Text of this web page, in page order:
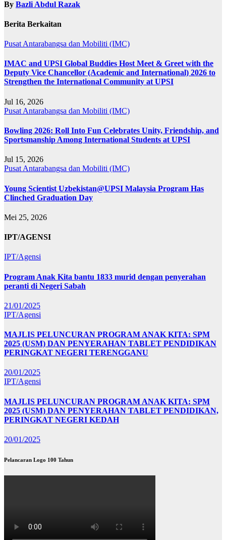
By Bazli Abdul Razak
Berita Berkaitan
Pusat Antarabangsa dan Mobiliti (IMC)
IMAC and UPSI Global Buddies Host Meet & Greet with the
Deputy Vice Chancellor (Academic and International) 2026 to
Strengthen the International Community at UPSI
Jul 16, 2026
Pusat Antarabangsa dan Mobiliti (IMC)
Bowling 2026: Roll Into Fun Celebrates Unity, Friendship, and
Sportsmanship Among International Students at UPSI
Jul 15, 2026
Pusat Antarabangsa dan Mobiliti (IMC)
Young Scientist Uzbekistan@UPSI Malaysia Program Has
Clinched Graduation Day
Mei 25, 2026
IPT/AGENSI
IPT/Agensi
Program Anak Kita bantu 1833 murid dengan penyerahan
peranti di Negeri Sabah
21/01/2025
IPT/Agensi
MAJLIS PELUNCURAN PROGRAM ANAK KITA: SPM
2025 (USM) DAN PENYERAHAN TABLET PENDIDIKAN
PERINGKAT NEGERI TERENGGANU
20/01/2025
IPT/Agensi
MAJLIS PELUNCURAN PROGRAM ANAK KITA: SPM
2025 (USM) DAN PENYERAHAN TABLET PENDIDIKAN,
PERINGKAT NEGERI KEDAH
20/01/2025
Pelancaran Logo 100 Tahun